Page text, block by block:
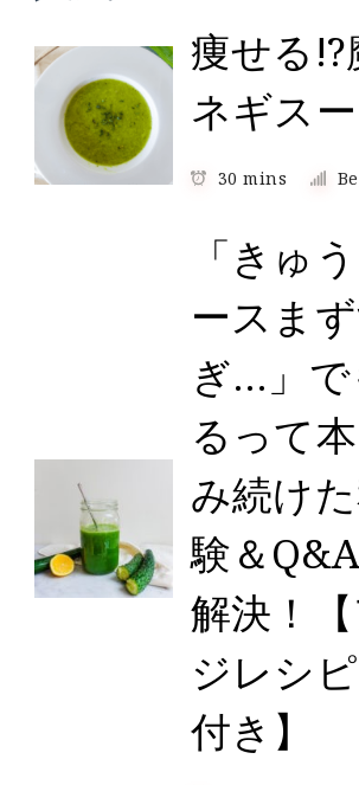
痩せる!?
ネギス
30 mins
「きゅ
ースま
ぎ…」で
るって
み続け
験＆
解決！
ジレシ
付き】